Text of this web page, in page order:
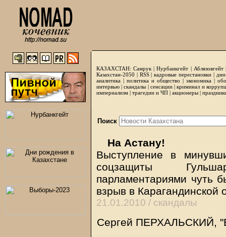
КАЗАХСТАН: Самрук |Нурбанкгейт | Аблязовгейт
Казахстан-2050 | RSS|кадровые перестановки|
аналитика | политика и общество | экономика |
интервью |скандалы | сенсации|криминал и
империализм | трагедии и ЧП | акционеры |
Поиск
На Астану!
Выступление в
соцзащиты
парламентариями чуть
взрыв в Карагандинской
21.01.2010 / скандалы
Сергей ПЕРХАЛЬСКИЙ,